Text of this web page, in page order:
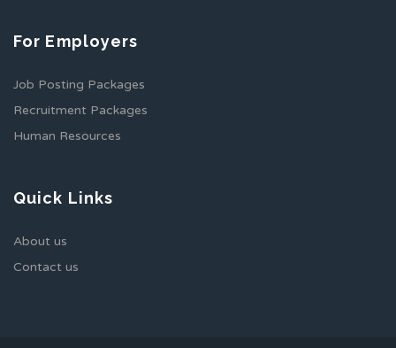
For Employers
Job Posting Packages
Recruitment Packages
Human Resources
Quick Links
About us
Contact us